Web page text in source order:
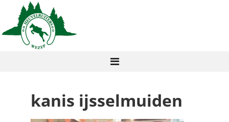
kanis ijsselmuiden